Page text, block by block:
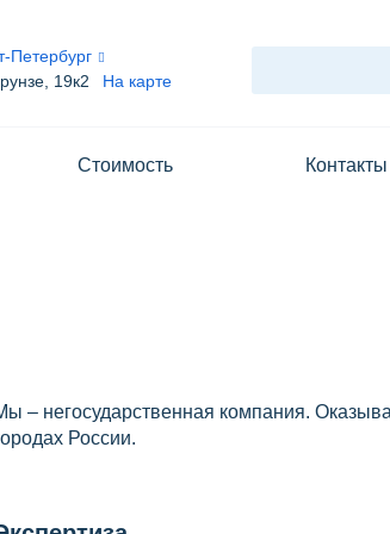
Петербург
19к2
На карте
Стоимость Контакты
– негосударственная компания.
России.